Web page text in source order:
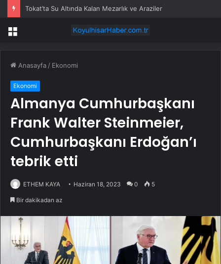
Tokat’ta Su Altında Kalan Mezarlık ve Araziler
Menü
Anasayfa / Ekonomi
Ekonomi
Almanya Cumhurbaşkanı
Frank Walter Steinmeier,
Cumhurbaşkanı Erdoğan’ı
tebrik etti
ETHEM KAYA Haziran 18, 2023 0 5
Bir dakikadan az